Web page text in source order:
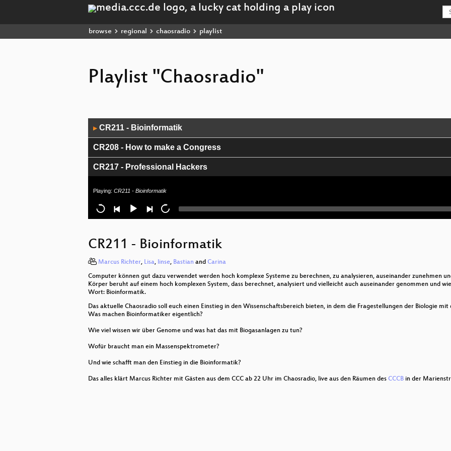
browse regional chaosradio playlist
Playlist "Chaosradio"
Player
▶ CR211 - Bioinformatik
CR208 - How to make a Congress
CR217 - Professional Hackers
CR204 - Passwörter
CR209 - Open-Source-Finanzierung
CR206 - Basics des Hardware-Hackings
CR202 - Ist das schon alles?
Playing: CR211 - Bioinformatik
CR211 - Bioinformatik
Marcus Richter, Lisa, linse, Bastian and Carina
Computer können gut dazu verwendet werden hoch komplexe Systeme zu berechnen, zu analysieren, auseinander zunehmen
Körper beruht auf einem hoch komplexen System, dass berechnet, analysiert und vielleicht auch auseinander genommen und
Wort: Bioinformatik.
Das aktuelle Chaosradio soll euch einen Einstieg in den Wissenschaftsbereich bieten, in dem die Fragestellungen der Biologie
Was machen Bioinformatiker eigentlich?
Wie viel wissen wir über Genome und was hat das mit Biogasanlagen zu tun?
Wofür braucht man ein Massenspektrometer?
Und wie schafft man den Einstieg in die Bioinformatik?
Das alles klärt Marcus Richter mit Gästen aus dem CCC ab 22 Uhr im Chaosradio, live aus den Räumen des CCCB in der